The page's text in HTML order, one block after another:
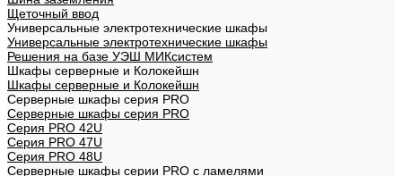
Щеточный ввод
Универсальные электротехнические шкафы
Универсальные электротехнические шкафы
Решения на базе УЭШ МИКсистем
Шкафы серверные и Колокейшн
Шкафы серверные и Колокейшн
Серверные шкафы серия PRO
Серверные шкафы серия PRO
Серия PRO 42U
Серия PRO 47U
Серия PRO 48U
Серверные шкафы серии PRO с ламелями